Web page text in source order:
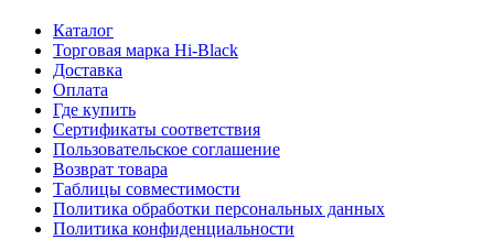
Каталог
Торговая марка Hi-Black
Доставка
Оплата
Где купить
Сертификаты соответствия
Пользовательское соглашение
Возврат товара
Таблицы совместимости
Политика обработки персональных данных
Политика конфиденциальности